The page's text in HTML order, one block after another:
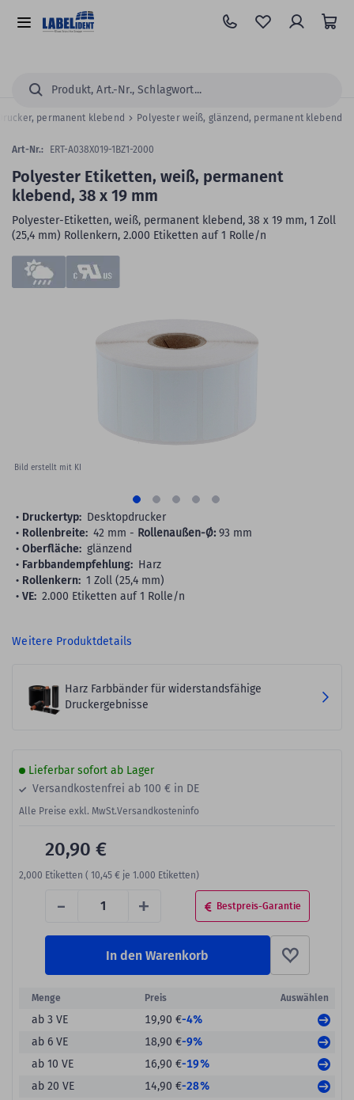
Hauptinhalt
springen
Alle
Suchen...
permanent klebend Polyester weiß, glänzend, permanent klebend
Zum
Ende
der
Bild erstellt mit KI
Skip
the
Polyester Etiketten, weiß, permanent
klebend, 38 x 19 mm
Polyester-Etiketten, weiß, permanent klebend, 38 x 19 mm, 1 Zoll
(25,4 mm) Rollenkern, 2.000 Etiketten auf 1 Rolle/n
Art-Nr.: ERT-A038X019-1BZ1-2000
Druckertyp: Desktopdrucker
Rollenbreite: 42 mm - Rollenaußen-Ø: 93 mm
Oberfläche: glänzend
Farbbandempfehlung: Harz
Rollenkern: 1 Zoll (25,4 mm)
VE: 2.000 Etiketten auf 1 Rolle/n
Weitere Produktdetails
Harz Farbbänder für widerstandsfähige
Druckergebnisse
Lieferbar sofort ab Lager
Versandkostenfrei ab 100 € in DE
Alle Preise exkl. MwSt.Versandkosteninfo
- + Bestpreis-Garantie
20,90 €
2,000 Etiketten ( 10,45 € je 1.000 Etiketten)
In den Warenkorb
Menge Preis Auswählen
ab 3 VE 19,90 €-4%
ab 6 VE
18,90 €-9%
ab 10 VE
16,90 €-19%
ab 20 VE
14,90 €-28%